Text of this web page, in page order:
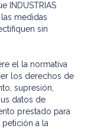
INDUSTRIAS
medidas
sin
el la normativa
los derechos de
supresión,
datos de
prestado para
a la